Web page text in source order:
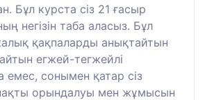
Бұл курста сіз 21 ғасыр
негізін таба аласыз. Бұл
қақпаларды анықтайтын
егжей-тегжейлі
емес, сонымен қатар сіз
орындалуы мен жұмысын